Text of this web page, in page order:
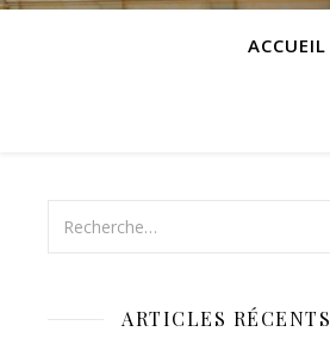
ACCUEIL
ARTICLES RÉCENTS